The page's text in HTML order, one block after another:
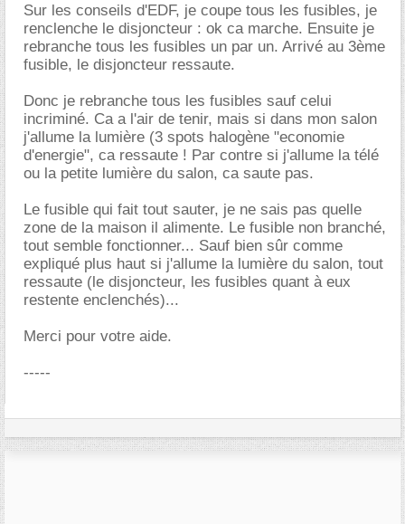
Sur les conseils d'EDF, je coupe tous les fusibles, je
renclenche le disjoncteur : ok ca marche. Ensuite je
rebranche tous les fusibles un par un. Arrivé au 3ème
fusible, le disjoncteur ressaute.
Donc je rebranche tous les fusibles sauf celui
incriminé. Ca a l'air de tenir, mais si dans mon salon
j'allume la lumière (3 spots halogène "economie
d'energie", ca ressaute ! Par contre si j'allume la télé
ou la petite lumière du salon, ca saute pas.
Le fusible qui fait tout sauter, je ne sais pas quelle
zone de la maison il alimente. Le fusible non branché,
tout semble fonctionner... Sauf bien sûr comme
expliqué plus haut si j'allume la lumière du salon, tout
ressaute (le disjoncteur, les fusibles quant à eux
restente enclenchés)...
Merci pour votre aide.
-----